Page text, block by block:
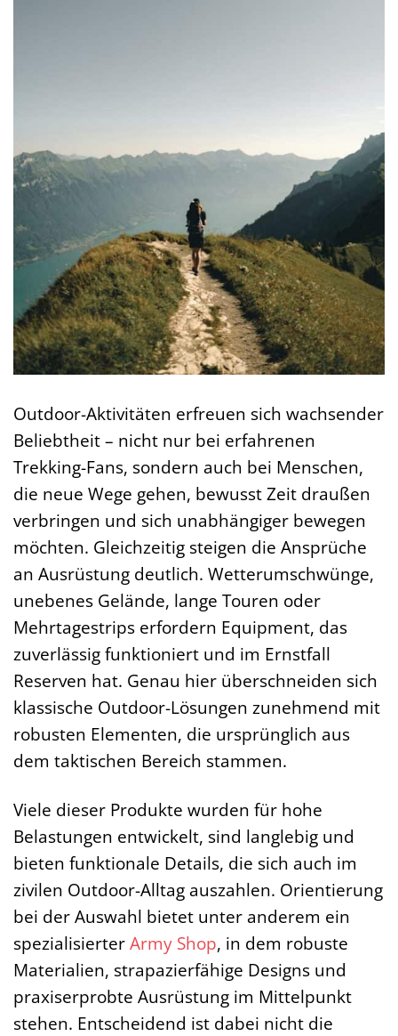
Outdoor-Aktivitäten erfreuen sich wachsender
Beliebtheit – nicht nur bei erfahrenen
Trekking-Fans, sondern auch bei Menschen,
die neue Wege gehen, bewusst Zeit draußen
verbringen und sich unabhängiger bewegen
möchten. Gleichzeitig steigen die Ansprüche
an Ausrüstung deutlich. Wetterumschwünge,
unebenes Gelände, lange Touren oder
Mehrtagestrips erfordern Equipment, das
zuverlässig funktioniert und im Ernstfall
Reserven hat. Genau hier überschneiden sich
klassische Outdoor-Lösungen zunehmend mit
robusten Elementen, die ursprünglich aus
dem taktischen Bereich stammen.
Viele dieser Produkte wurden für hohe
Belastungen entwickelt, sind langlebig und
bieten funktionale Details, die sich auch im
zivilen Outdoor-Alltag auszahlen. Orientierung
bei der Auswahl bietet unter anderem ein
spezialisierterArmy Shop, in dem robuste
Materialien, strapazierfähige Designs und
praxiserprobte Ausrüstung im Mittelpunkt
stehen. Entscheidend ist dabei nicht die